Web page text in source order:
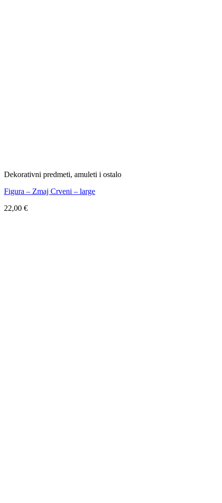
Dekorativni predmeti, amuleti i ostalo
Figura – Zmaj Crveni – large
22,00 €